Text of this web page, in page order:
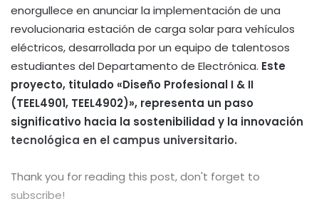
enorgullece en anunciar la implementación de una
revolucionaria estación de carga solar para vehículos
eléctricos, desarrollada por un equipo de talentosos
estudiantes del Departamento de Electrónica. Este
proyecto, titulado «Diseño Profesional I & II
(TEEL4901, TEEL4902)», representa un paso
significativo hacia la sostenibilidad y la innovación
tecnológica en el campus universitario.
Thank you for reading this post, don't forget to
subscribe!